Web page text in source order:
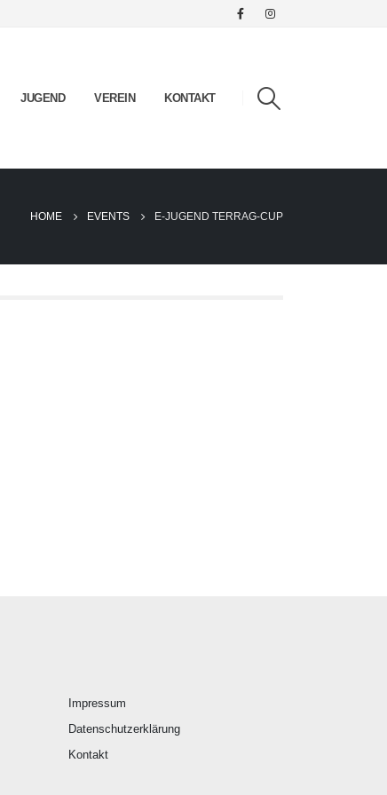
JUGEND VEREIN KONTAKT
HOME EVENTS E-JUGEND TERRAG-CUP
Impressum
Datenschutzerklärung
Kontakt